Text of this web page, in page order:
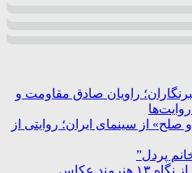
راویان صادق مقاومت و
از سینمای ایران؛ روایتی از
پردل”